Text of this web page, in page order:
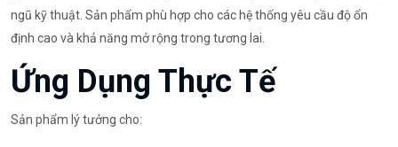
ngũ kỹ thuật. Sản phẩm phù hợp cho các hệ thống yêu cầu độ ổn
định cao và khả năng mở rộng trong tương lai.
Ứng Dụng Thực Tế
Sản phẩm lý tưởng cho: